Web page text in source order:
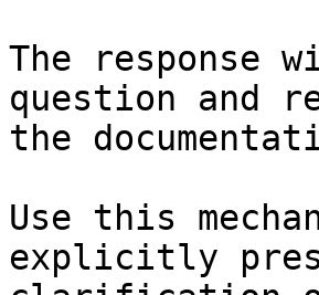
The response
question and
the
Use this
explicitly